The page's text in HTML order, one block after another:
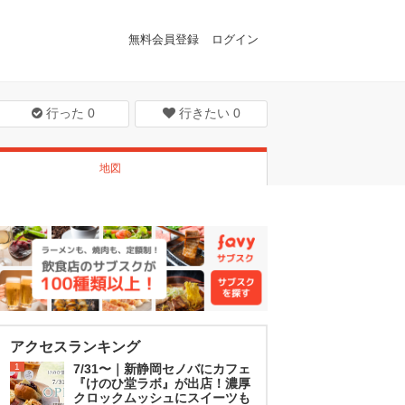
無料会員登録 ログイン
行った 0 行きたい 0
地図
アクセスランキング
1
7/31〜｜新静岡セノバにカフェ
『けのひ堂ラボ』が出店！濃厚
クロックムッシュにスイーツも